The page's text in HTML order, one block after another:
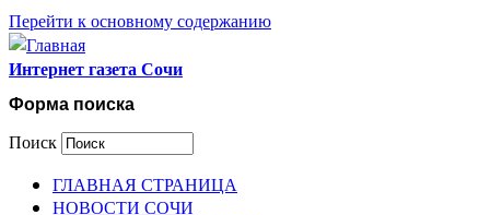
Перейти к основному содержанию
Интернет газета Сочи
Форма поиска
Поиск
ГЛАВНАЯ СТРАНИЦА
НОВОСТИ СОЧИ